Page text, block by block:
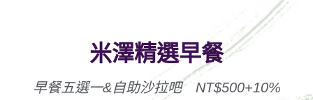
米澤精選早餐
早餐五選一&自助沙拉吧 NT$500+10%